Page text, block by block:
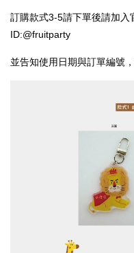
訂購款式3-5請下單後請加
ID:@fruitparty
並告知使用日期與訂單編號